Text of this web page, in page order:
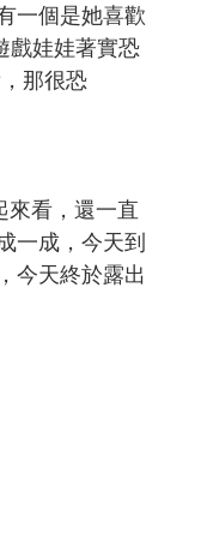
一個是她喜歡
戲娃娃著實恐
那很恐
看，還一直
一成，今天到
今天終於露出